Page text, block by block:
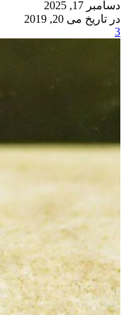
دسامبر 17, 2025
در تاریخ می 20, 2019
3